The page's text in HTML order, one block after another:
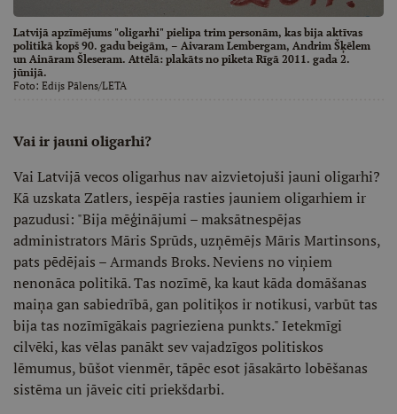
Latvijā apzīmējums "oligarhi" pielipa trim personām, kas bija aktīvas
politikā kopš 90. gadu beigām, – Aivaram Lembergam, Andrim Šķēlem
un Aināram Šleseram. Attēlā: plakāts no piketa Rīgā 2011. gada 2.
jūnijā.
Foto: Edijs Pālens/LETA
Vai ir jauni oligarhi?
Vai Latvijā vecos oligarhus nav aizvietojuši jauni oligarhi?
Kā uzskata Zatlers, iespēja rasties jauniem oligarhiem ir
pazudusi: "Bija mēģinājumi – maksātnespējas
administrators Māris Sprūds, uzņēmējs Māris Martinsons,
pats pēdējais – Armands Broks. Neviens no viņiem
nenonāca politikā. Tas nozīmē, ka kaut kāda domāšanas
maiņa gan sabiedrībā, gan politiķos ir notikusi, varbūt tas
bija tas nozīmīgākais pagrieziena punkts." Ietekmīgi
cilvēki, kas vēlas panākt sev vajadzīgos politiskos
lēmumus, būšot vienmēr, tāpēc esot jāsakārto lobēšanas
sistēma un jāveic citi priekšdarbi.